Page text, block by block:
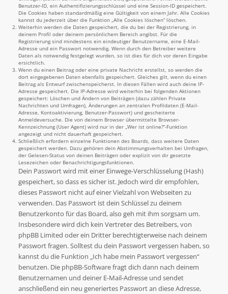
Benutzer-ID, ein Authentifizierungsschlüssel und eine Session-ID gespeichert.
Die Cookies haben standardmäßig eine Gültigkeit von einem Jahr. Alle Cookies
kannst du jederzeit über die Funktion „Alle Cookies löschen“ löschen.
Weiterhin werden die Daten gespeichert, die du bei der Registrierung, in
deinem Profil oder deinem persönlichem Bereich angibst. Für die
Registrierung sind mindestens ein eindeutiger Benutzername, eine E-Mail-
Adresse und ein Passwort notwendig. Wenn durch den Betreiber weitere
Daten als notwendig festgelegt wurden, so ist dies für dich vor deren Eingabe
ersichtlich.
Wenn du einen Beitrag oder eine private Nachricht erstellst, so werden die
dort eingegebenen Daten ebenfalls gespeichert. Gleiches gilt, wenn du einen
Beitrag als Entwurf zwischenspeicherst. In diesen Fällen wird auch deine IP-
Adresse gespeichert. Die IP-Adresse wird weiterhin bei folgenden Aktionen
gespeichert: Löschen und Ändern von Beiträgen (dazu zählen Private
Nachrichten und Umfragen), Änderungen an zentralen Profildaten (E-Mail-
Adresse, Kontoaktivierung, Benutzer-Passwort) und gescheiterte
Anmeldeversuche. Die von deinem Browser übermittelte Browser-
Kennzeichnung (User Agent) wird nur in der „Wer ist online?“-Funktion
angezeigt und nicht dauerhaft gespeichert.
Schließlich erfordern einzelne Funktionen des Boards, dass weitere Daten
gespeichert werden. Dazu gehören dein Abstimmungsverhalten bei Umfragen,
der Gelesen-Status von deinen Beiträgen oder explizit von dir gesetzte
Lesezeichen oder Benachrichtigungsfunktionen.
Dein Passwort wird mit einer Einwege-Verschlüsselung (Hash)
gespeichert, so dass es sicher ist. Jedoch wird dir empfohlen,
dieses Passwort nicht auf einer Vielzahl von Webseiten zu
verwenden. Das Passwort ist dein Schlüssel zu deinem
Benutzerkonto für das Board, also geh mit ihm sorgsam um.
Insbesondere wird dich kein Vertreter des Betreibers, von
phpBB Limited oder ein Dritter berechtigterweise nach deinem
Passwort fragen. Solltest du dein Passwort vergessen haben, so
kannst du die Funktion „Ich habe mein Passwort vergessen“
benutzen. Die phpBB-Software fragt dich dann nach deinem
Benutzernamen und deiner E-Mail-Adresse und sendet
anschließend ein neu generiertes Passwort an diese Adresse,